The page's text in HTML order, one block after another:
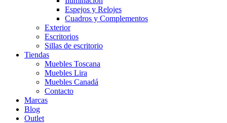
Espejos y Relojes
Cuadros y Complementos
Exterior
Escritorios
Sillas de escritorio
Tiendas
Muebles Toscana
Muebles Lira
Muebles Canadá
Contacto
Marcas
Blog
Outlet